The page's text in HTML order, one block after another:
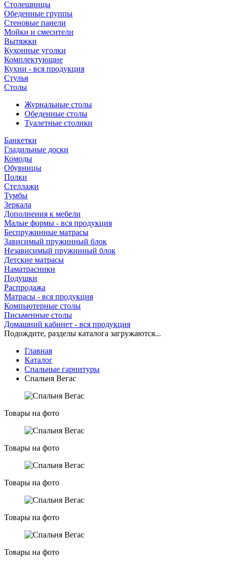
Столешницы
Обеденные группы
Стеновые панели
Мойки и смесители
Вытяжки
Кухонные уголки
Комплектующие
Кухни - вся продукция
Стулья
Столы
Журнальные столы
Обеденные столы
Туалетные столики
Банкетки
Гладильные доски
Комоды
Обувницы
Полки
Стеллажи
Тумбы
Зеркала
Дополнения к мебели
Малые формы - вся продукция
Беспружинные матрасы
Зависимый пружинный блок
Независимый пружинный блок
Детские матрасы
Наматрасники
Подушки
Распродажа
Матрасы - вся продукция
Компьютерные столы
Письменные столы
Домашний кабинет - вся продукция
Подождите, разделы каталога загружаются...
Главная
Каталог
Спальные гарнитуры
Спальня Вегас
Товары на фото
Товары на фото
Товары на фото
Товары на фото
Товары на фото